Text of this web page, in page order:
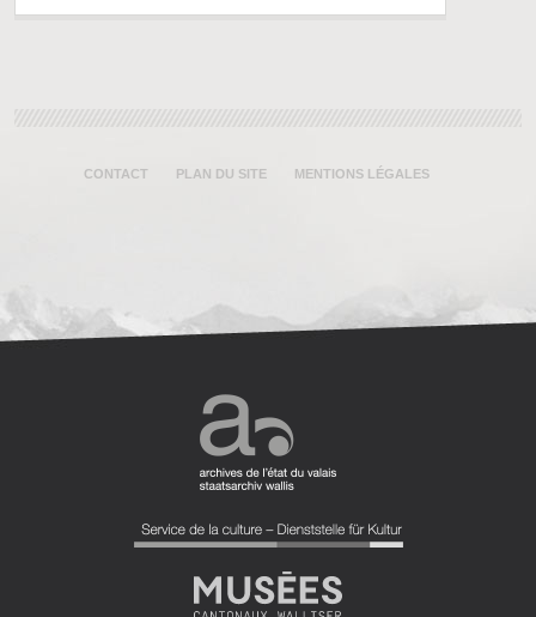
CONTACT PLAN DU SITE MENTIONS LÉGALES